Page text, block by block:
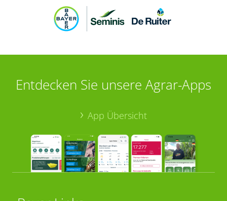
Entdecken Sie unsere Agrar-Apps
App Übersicht